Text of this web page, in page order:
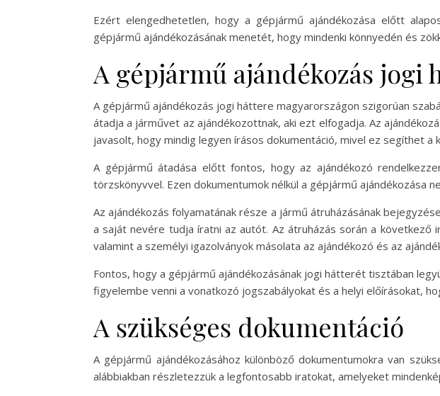
Ezért elengedhetetlen, hogy a gépjármű ajándékozása előtt
gépjármű ajándékozásának menetét, hogy mindenki könnyedén és
A gépjármű ajándékozás jogi
A gépjármű ajándékozás jogi háttere magyarországon szigorúan
átadja a járművet az ajándékozottnak, aki ezt elfogadja. Az
javasolt, hogy mindig legyen írásos dokumentáció, mivel ez segíthet a
A gépjármű átadása előtt fontos, hogy az ajándékozó
törzskönyvvel. Ezen dokumentumok nélkül a gépjármű ajándékozása
Az ajándékozás folyamatának része a jármű átruházásának
a saját nevére tudja íratni az autót. Az átruházás során a következő
valamint a személyi igazolványok másolata az ajándékozó és az
Fontos, hogy a gépjármű ajándékozásának jogi hátterét tisztában
figyelembe venni a vonatkozó jogszabályokat és a helyi előírásokat,
A szükséges dokumentáció
A gépjármű ajándékozásához különböző dokumentumokra van
alábbiakban részletezzük a legfontosabb iratokat, amelyeket